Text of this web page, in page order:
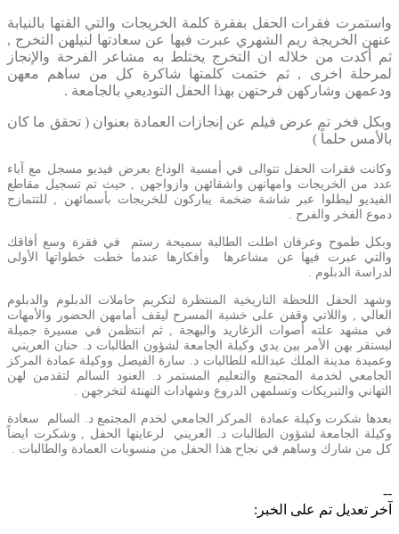
واستمرت فقرات الحفل بفقرة كلمة الخريجات والتي القتها بالنيابة
عنهن الخريجة ريم الشهري عبرت فيها عن سعادتها لنيلهن التخرج ,
ثم أكدت من خلاله ان التخرج يختلط به مشاعر الفرحة والإنجاز
لمرحلة اخرى , ثم ختمت كلمتها شاكرة كل من ساهم معهن
ودعمهن وشاركهن فرحتهن بهذا الحفل التوديعي بالجامعة .
وبكل فخر تم عرض فيلم عن إنجازات العمادة بعنوان ( تحقق ما كان
بالأمس حلماً )
وكانت فقرات الحفل تتوالى في أمسية الوداع بعرض فيديو مسجل مع آباء
عدد من الخريجات وامهاتهن واشقائهن وازواجهن , حيث تم تسجيل مقاطع
الفيديو ليطلوا عبر شاشة ضخمة يباركون للخريجات بأسمائهن , للتتمازج
دموع الفخر والفرح .
وبكل طموح وعرفان اطلت الطالبة سميحة رستم في فقرة وسع أفاقك
والتي عبرت فيها عن مشاعرها وأفكارها عندما خطت خطواتها الأولى
لدراسة الدبلوم .
وشهد الحفل اللحظة التاريخية المنتظرة لتكريم حاملات الدبلوم والدبلوم
العالي , واللاتي وقفن على خشبة المسرح ليقف أمامهن الحضور والأمهات
في مشهد علته أصوات الزغاريد والبهجة , ثم انتظمن في مسيرة جميلة
ليستقر بهن الأمر بين يدي وكيلة الجامعة لشؤون الطالبات د. حنان العريني
وعميدة مدينة الملك عبدالله للطالبات د. سارة الفيصل ووكيلة عمادة المركز
الجامعي لخدمة المجتمع والتعليم المستمر د. العنود السالم لتقدمن لهن
التهاني والتبريكات وتسلمهن الدروع وشهادات التهنئة لتخرجهن .
بعدها شكرت وكيلة عمادة المركز الجامعي لخدم المجتمع د. السالم سعادة
وكيلة الجامعة لشؤون الطالبات د. العريني لرعايتها الحفل , وشكرت ايضاً
كل من شارك وساهم في نجاح هذا الحفل من منسوبات العمادة والطالبات .
--
آخر تعديل تم على الخبر: